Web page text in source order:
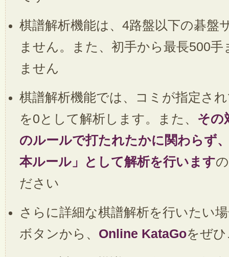
棋譜解析機能は、4路盤以下の碁盤
ません。また、初手から最長500
ません
棋譜解析機能では、コミが指定さ
を0として解析します。また、 その
のルールで打たれたかに関わらず
本ルール」として解析を行います
ださい
さらに詳細な棋譜解析を行いたい
ボタンから、 Online KataGoをぜ